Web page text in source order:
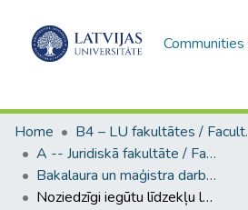
Home
B4 –
A -- Juridiskā fakultāte / Faculty of Law
Bakalaura un maģistra darbi (JF) / Bachelor's and Master's theses
Noziedzīgi iegūtu līdzekļu legalizēšanas sastāvs un tā pierādīšanas problemātika